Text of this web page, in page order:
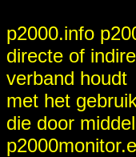
p2000.info
directe of
verband houdt
met het
die door